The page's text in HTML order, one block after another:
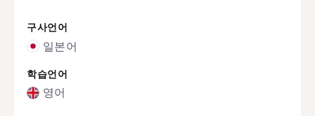
구사언어
일본어
학습언어
영어